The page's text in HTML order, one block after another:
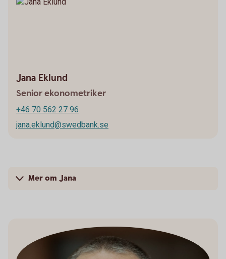
Jana Eklund
Senior ekonometriker
+46 70 562 27 96
jana.eklund@swedbank.se
Mer om Jana